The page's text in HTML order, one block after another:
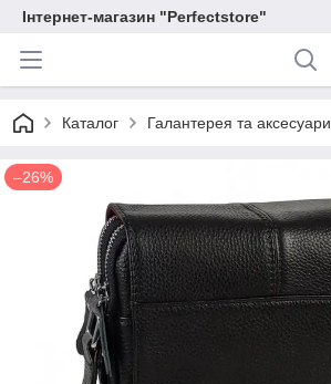
Інтернет-магазин "Perfectstore"
Каталог Галантерея та аксесуари
–26%